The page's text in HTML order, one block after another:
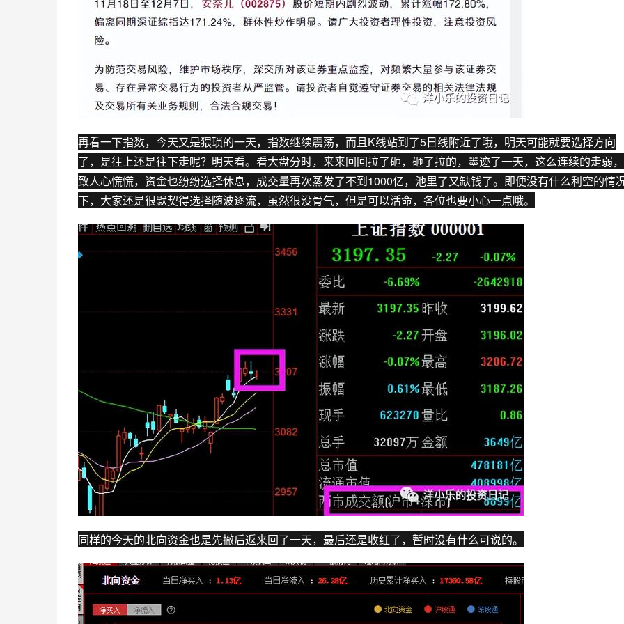
再看一下指数，今天又是猥琐的一天，指数继续震荡，而且K线站到了5日线附近了哦，明天可能就要选择方向
了，是往上还是往下走呢？明天看。看大盘分时，来来回回拉了砸，砸了拉的，墨迹了一天，这么连续的走弱
致人心慌慌，资金也纷纷选择休息，成交量再次蒸发了不到1000亿，池里了又缺钱了。即便没有什么利空的情
下，大家还是很默契得选择随波逐流，虽然很没骨气，但是可以活命，各位也要小心一点哦。
同样的今天的北向资金也是先撤后返来回了一天，最后还是收红了，暂时没有什么可说的。